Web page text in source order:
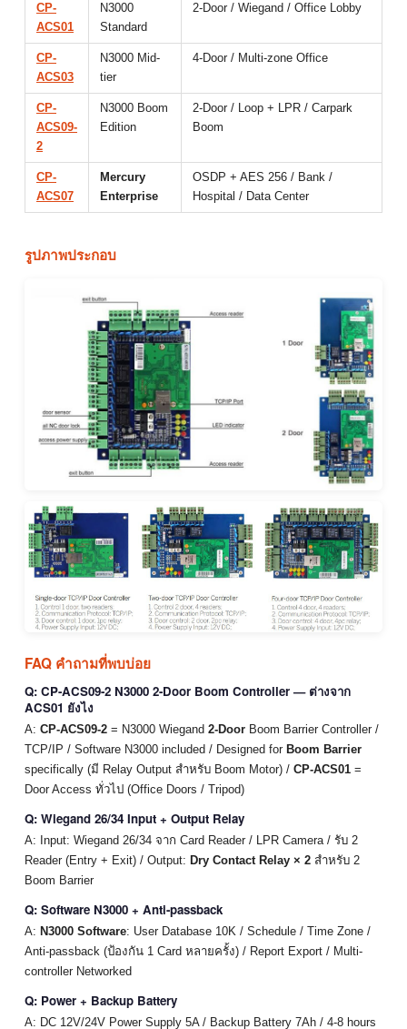
CP-
ACS01
N3000
Standard
2-Door / Wiegand / Office Lobby
CP-
ACS03
N3000 Mid-
tier
4-Door / Multi-zone Office
CP-
ACS09-
2
N3000 Boom
Edition
2-Door / Loop + LPR / Carpark
Boom
CP-
ACS07
Mercury
Enterprise
OSDP + AES 256 / Bank /
Hospital / Data Center
รูปภาพประกอบ
FAQ คำถามที่พบบ่อย
Q: CP-ACS09-2 N3000 2-Door Boom Controller — ต่างจาก
ACS01 ยังไง
A: CP-ACS09-2 = N3000 Wiegand 2-Door Boom Barrier Controller /
TCP/IP / Software N3000 included / Designed for Boom Barrier
specifically (มี Relay Output สำหรับ Boom Motor) / CP-ACS01 =
Door Access ทั่วไป (Office Doors / Tripod)
Q: Wiegand 26/34 Input + Output Relay
A: Input: Wiegand 26/34 จาก Card Reader / LPR Camera / รับ 2
Reader (Entry + Exit) / Output: Dry Contact Relay × 2 สำหรับ 2
Boom Barrier
Q: Software N3000 + Anti-passback
A: N3000 Software: User Database 10K / Schedule / Time Zone /
Anti-passback (ป้องกัน 1 Card หลายครั้ง) / Report Export / Multi-
controller Networked
Q: Power + Backup Battery
A: DC 12V/24V Power Supply 5A / Backup Battery 7Ah / 4-8 hours